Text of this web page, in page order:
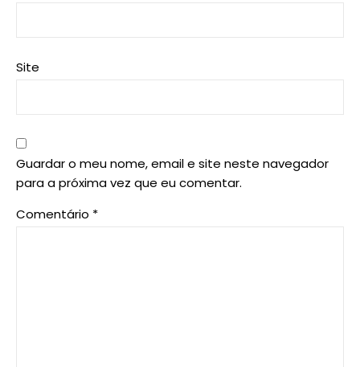
Site
Guardar o meu nome, email e site neste navegador
para a próxima vez que eu comentar.
Comentário *